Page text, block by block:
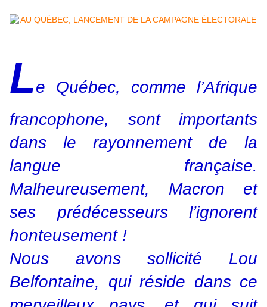
Le Québec, comme l’Afrique
francophone, sont importants
dans le rayonnement de la
langue française.
Malheureusement, Macron et
ses prédécesseurs l’ignorent
honteusement !
Nous avons sollicité Lou
Belfontaine, qui réside dans ce